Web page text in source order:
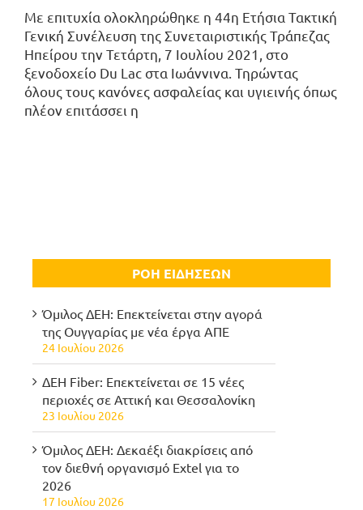
Με επιτυχία ολοκληρώθηκε η 44η Ετήσια Τακτική
Γενική Συνέλευση της Συνεταιριστικής Τράπεζας
Ηπείρου την Τετάρτη, 7 Ιουλίου 2021, στο
ξενοδοχείο Du Lac στα Ιωάννινα. Τηρώντας
όλους τους κανόνες ασφαλείας και υγιεινής όπως
πλέον επιτάσσει η
ΡΟΗ ΕΙΔΗΣΕΩΝ
Όμιλος ΔΕΗ: Επεκτείνεται στην αγορά
της Ουγγαρίας με νέα έργα ΑΠΕ
24 Ιουλίου 2026
ΔΕΗ Fiber: Επεκτείνεται σε 15 νέες
περιοχές σε Αττική και Θεσσαλονίκη
23 Ιουλίου 2026
Όμιλος ΔΕΗ: Δεκαέξι διακρίσεις από
τον διεθνή οργανισμό Extel για το
2026
17 Ιουλίου 2026